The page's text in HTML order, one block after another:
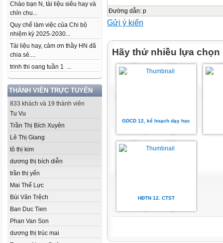
Chào bạn N, tài liệu siêu hay và
chỉn chu...
Quy chế làm việc của Chi bộ
nhiệm kỳ 2025-2030...
Tài liệu hay, cảm ơn thầy HN đã
chia sẻ....
trinh thi oang tuần 1 ...
THÀNH VIÊN TRỰC TUYẾN
833 khách và 19 thành viên
Tu Vu
Trần Thị Bích Xuyên
Lê Thị Giang
tô thị kim
dương thị bích diễn
trần thị yến
Mai Thế Lực
Bùi Văn Trệch
Ban Duc Tien
Phan Van Son
dương thị trúc mai
Đường dẫn: p
Gửi ý kiến
Hãy thử nhiều lựa chọn
GDCD 12, kế hoạch dạy học
HĐTN 12. CTST